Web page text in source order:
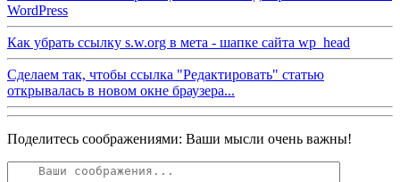
WordPress
Как убрать ссылку s.w.org в мета - шапке сайта wp_head
Сделаем так, чтобы ссылка "Редактировать" статью
открывалась в новом окне браузера...
Поделитесь соображениями: Ваши мысли очень важны!